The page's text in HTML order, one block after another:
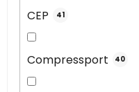
CEP 41
Compressport 40